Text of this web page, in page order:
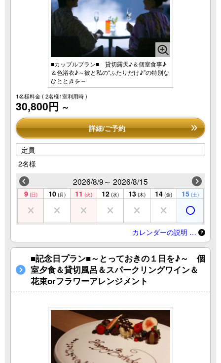
■カップルプラン■ 貸切露天♪＆個室食事♪
＆色浴衣♪～彼と私の“ふたりだけ♪”の特別な
ひとときを～
1名様料金( 2名様1室利用時 )
30,800円 ～
詳細/ご予約
定員
2名様
2026/8/9～ 2026/8/15
9 (日) 10 (月) 11 (火) 12 (水) 13 (木) 14 (金) 15 (土)
カレンダーの説明 …
■記念日プラン■～とっておきの１日を♪～ 個
室夕食＆貸切風呂＆スパークリングワイン＆
花束orフラワーアレンジメント